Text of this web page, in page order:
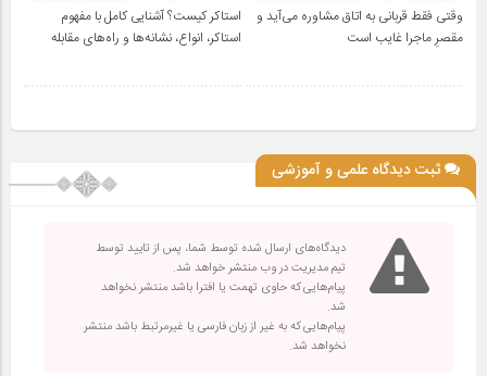
وقتی فقط قربانی به اتاق مشاوره می‌آید و
مقصرِ ماجرا غایب است
استاکر کیست؟ آشنایی کامل با مفهوم
استاکر، انواع، نشانه‌ها و راه‌های مقابله
ثبت دیدگاه علمی و آموزشی
دیدگاه‌های ارسال شده توسط شما، پس از تایید توسط
تیم مدیریت در وب منتشر خواهد شد.
پیام‌هایی که حاوی تهمت یا افترا باشد منتشر نخواهد
شد.
پیام‌هایی که به غیر از زبان فارسی یا غیرمرتبط باشد منتشر
نخواهد شد.